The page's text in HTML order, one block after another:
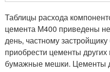
Таблицы расхода
цемента М400 приведены
день, частному
приобрести цементы
бумажные мешки. Цементы